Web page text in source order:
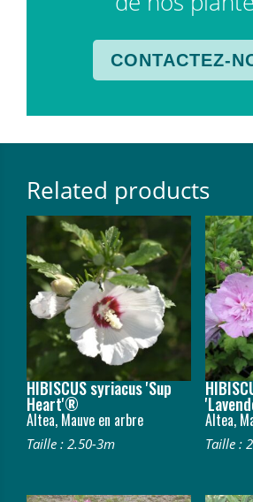
CONTACTEZ-
Related products
HIBISCUS syriacus 'Sup
Heart'®
Altea, Mauve en arbre
Taille : 2.50-3m
Altea,
Taille :